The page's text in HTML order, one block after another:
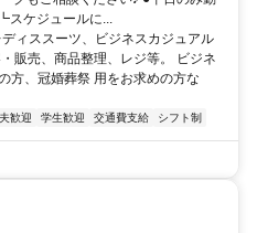
スケジュールに...
ィススーツ、ビジネスカジュアル
販売、商品整理、レジ等。 ビジネ
方、冠婚葬祭 用をお求めの方な
歓迎 学生歓迎 交通費支給 シフト制